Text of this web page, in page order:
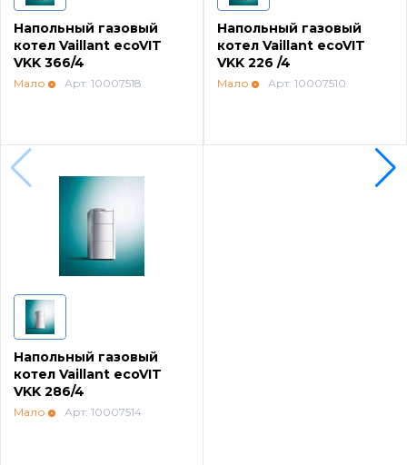
Настенные газовые котлы Vaillant
Напольные газовые котлы Vaillant
Напольные газовые конденсационные
котлы Vaillant
Настенные электрические котлы Vaillant
Ёмкостные водонагреватели Vaillant
Напольный газовый
котел Vaillant ecoVIT
VKK 366/4
Мало Арт: 10007518
Напольный газовый
котел Vaillant ecoVIT
VKK 226 /4
Мало Арт: 10007510
Напольный газовый
котел Vaillant ecoVIT
VKK 286/4
Мало Арт: 10007514